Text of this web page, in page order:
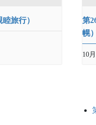
旅行）
第
幌）
10